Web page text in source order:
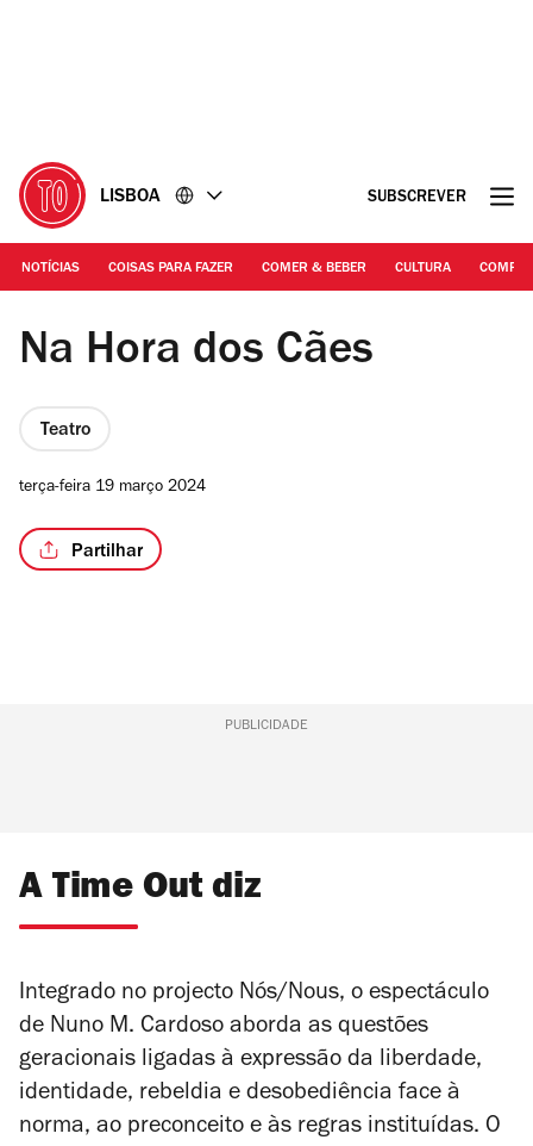
LISBOA SUBSCREVER
NOTÍCIAS COISAS PARA FAZER COMER & BEBER CULTURA
© Teatro Nacional São João | Na Hora dos Cães
Na Hora dos Cães
Teatro
terça-feira 19 março 2024
Partilhar
PUBLICIDADE
A Time Out diz
Integrado no projecto Nós/Nous, o espectáculo
de Nuno M. Cardoso aborda as questões
geracionais ligadas à expressão da liberdade,
identidade, rebeldia e desobediência face à
norma, ao preconceito e às regras instituídas. O